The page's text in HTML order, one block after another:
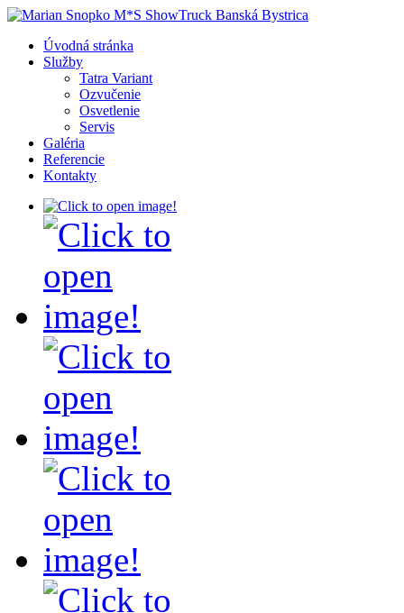
Úvodná stránka
Služby
Tatra Variant
Ozvučenie
Osvetlenie
Servis
Galéria
Referencie
Kontakty